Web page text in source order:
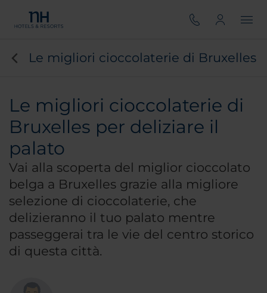
Le migliori cioccolaterie di Bruxelles
Le migliori cioccolaterie di
Bruxelles per deliziare il
palato
Vai alla scoperta del miglior cioccolato
belga a Bruxelles grazie alla migliore
selezione di cioccolaterie, che
delizieranno il tuo palato mentre
passeggerai tra le vie del centro storico
di questa città.